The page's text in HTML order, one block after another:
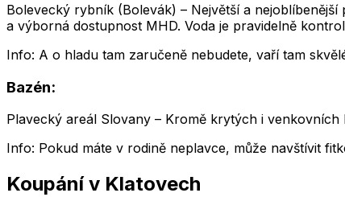
Bolevecký rybník (Bolevák) – Největší a
a výborná dostupnost MHD. Voda je pravidelně
Info: A o hladu tam zaručeně nebudete, vaří tam
Bazén:
Plavecký areál Slovany – Kromě krytých i
Info: Pokud máte v rodině neplavce, může navštívit
Koupání v Klatovech